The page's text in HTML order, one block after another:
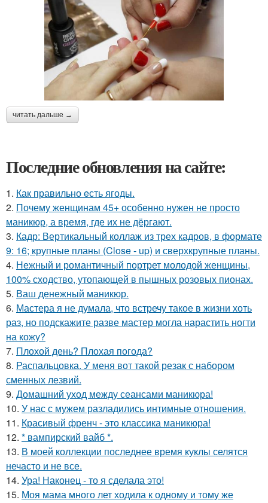
читать дальше →
Последние обновления на сайте:
1. Как правильно eсть ягоды.
2. Почему женщинам 45+ особенно нужен не просто
маникюр, а время, где их не дёргают.
3. Кадр: Вертикальный коллаж из трех кадров, в формате
9: 16; крупные планы (Close - up) и сверхкрупные планы.
4. Нежный и романтичный портрет молодой женщины,
100% сходство, утопающей в пышных розовых пионах.
5. Ваш денежный маникюр.
6. Мастера я не думала, что встречу такое в жизни хоть
раз, но подскажите разве мастер могла нарастить ногти
на кожу?
7. Плохой день? Плохая погода?
8. Распальцовка. У меня вот такой резак с набором
сменных лезвий.
9. Домашний уход между сеансами маникюра!
10. У нас с мужем разладились интимные отношения.
11. Красивый френч - это классика маникюра!
12. * вампирский вайб *.
13. В моей коллекции последнее время куклы селятся
нечасто и не все.
14. Ура! Наконец - то я сделала это!
15. Моя мама много лет ходила к одному и тому же